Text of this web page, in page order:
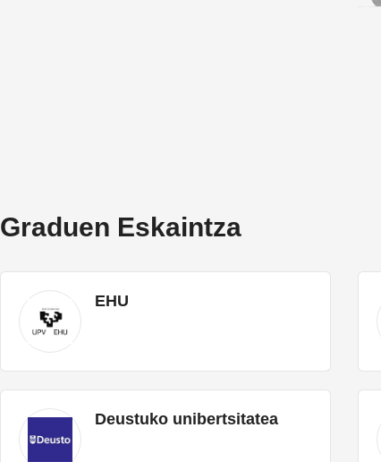
Graduen Eskaintza
EHU
Deustuko unibertsitatea